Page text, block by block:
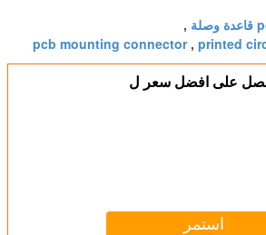
,
printed
,
pcb mounting connector
على افضل سعر ل
استمر